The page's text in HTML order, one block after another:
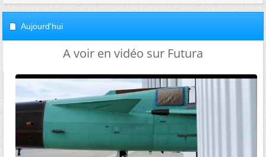
Aujourd'hui
A voir en vidéo sur Futura